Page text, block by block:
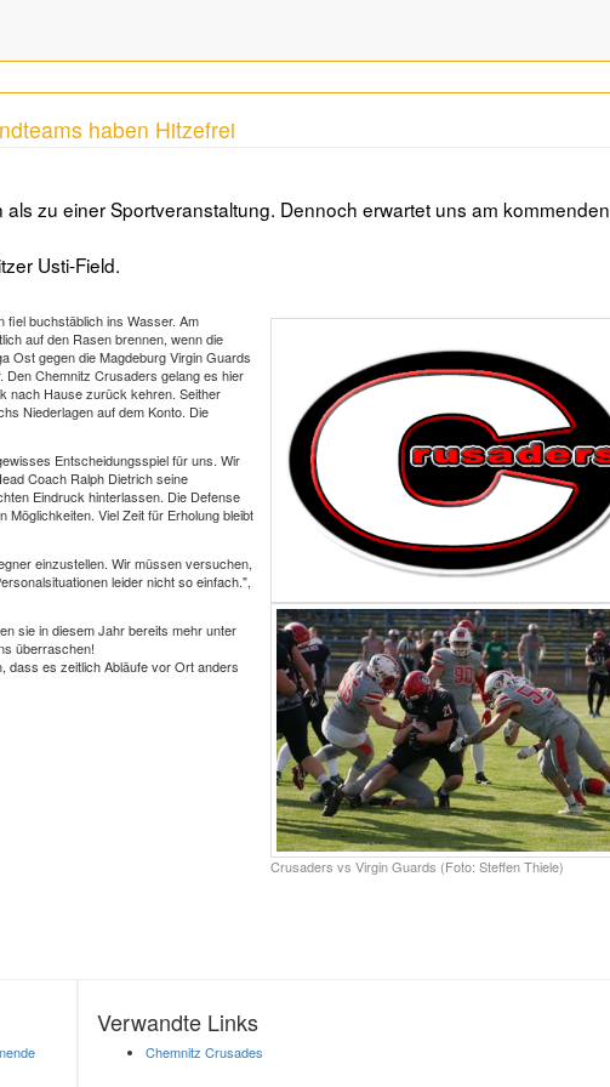
haben Hitzefrei
zu einer Sportveranstaltung. Dennoch erwartet uns am kommenden
Usti-Field.
Crusaders vs Virgin Guards (Foto: Steffen Thiele)
fiel buchstäblich ins Wasser. Am
auf den Rasen brennen, wenn die
Ost gegen die Magdeburg Virgin Guards
Den Chemnitz Crusaders gelang es hier
nach Hause zurück kehren. Seither
Niederlagen auf dem Konto. Die
Entscheidungsspiel für uns. Wir
Coach Ralph Dietrich seine
Eindruck hinterlassen. Die Defense
Viel Zeit für Erholung bleibt
einzustellen. Wir müssen versuchen,
leider nicht so einfach.",
sie in diesem Jahr bereits mehr unter
überraschen!
dass es zeitlich Abläufe vor Ort anders
Verwandte Links
Chemnitz Crusades